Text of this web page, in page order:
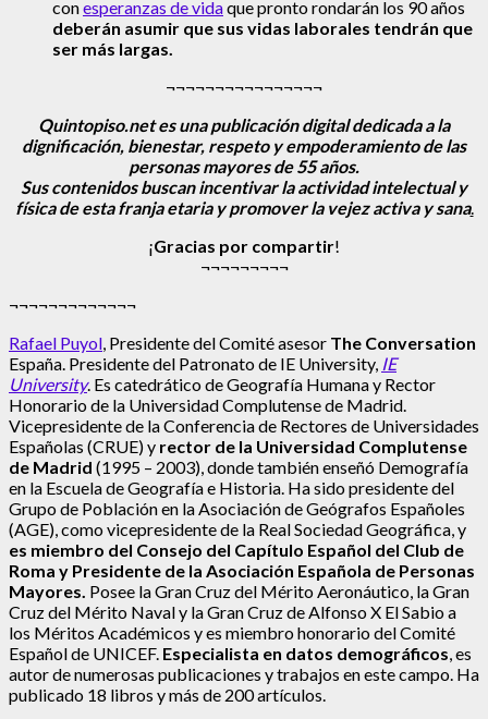
conesperanzas de vidaque pronto rondarán los 90 años
deberán asumir que sus vidas laborales tendrán que
ser más largas.
¬¬¬¬¬¬¬¬¬¬¬¬¬¬¬¬
Quintopiso.net es una publicación digital dedicada a la
dignificación, bienestar, respeto y empoderamiento de las
personas mayores de 55 años.
Sus contenidos buscan incentivar la actividadintelectual y
física de esta franja etaria y promover la vejezactivay sana.
¡Gracias por compartir!
¬¬¬¬¬¬¬¬¬
¬¬¬¬¬¬¬¬¬¬¬¬¬
Rafael Puyol , Presidente del Comité asesor The Conversation
España. Presidente del Patronato de IE University, IE
University. Es catedrático de Geografía Humana y Rector
Honorario de la Universidad Complutense de Madrid.
Vicepresidente de la Conferencia de Rectores de Universidades
Españolas (CRUE) y rector de la Universidad Complutense
de Madrid (1995 – 2003), donde también enseñó Demografía
en la Escuela de Geografía e Historia. Ha sido presidente del
Grupo de Población en la Asociación de Geógrafos Españoles
(AGE), como vicepresidente de la Real Sociedad Geográfica, y
es miembro del Consejo del Capítulo Español del Club de
Roma y Presidente de la Asociación Española de Personas
Mayores. Posee la Gran Cruz del Mérito Aeronáutico, la Gran
Cruz del Mérito Naval y la Gran Cruz de Alfonso X El Sabio a
los Méritos Académicos y es miembro honorario del Comité
Español de UNICEF. Especialista en datos demográficos , es
autor de numerosas publicaciones y trabajos en este campo. Ha
publicado 18 libros y más de 200 artículos.